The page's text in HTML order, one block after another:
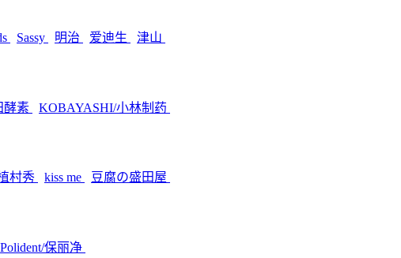
Sassy 明治 爱迪生 津山
酵素 KOBAYASHI/小林制药
村秀 kiss me 豆腐の盛田屋
Polident/保丽净